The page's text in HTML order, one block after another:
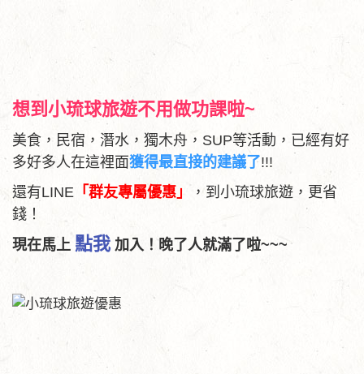
想到小琉球旅遊不用做功課啦~
美食，民宿，潛水，獨木舟，SUP等活動，已經有好
多好多人在這裡面獲得最直接的建議了!!!
還有LINE 「群友專屬優惠」
，到小琉球旅遊，更省
錢！
現在馬上 點我 加入！晚了人就滿了啦~~~